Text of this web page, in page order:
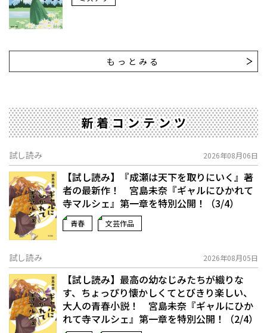
もっとみる
新着コンテンツ
試し読み 2026年08月06日
【試し読み】『成瀬は天下を取りにいく』著
者の最新作！ 宮島未奈『ギャルにひかれて
寺マルシェ』第一章を特別公開！（3/4）
青春 文芸作品
試し読み 2026年08月05日
【試し読み】最高の幼なじみたちが織りな
す、ちょっぴり懐かしくてとびきり楽しい、
大人の青春小説！ 宮島未奈『ギャルにひか
れて寺マルシェ』第一章を特別公開！（2/4）